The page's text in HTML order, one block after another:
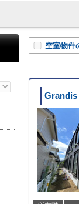
空室物件
Grandis